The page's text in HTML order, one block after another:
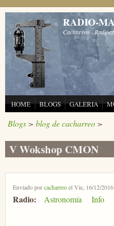
Pasar al contenido principal
RADIO-
Cacharreo -
HOME BLOGS GALERIA
Blogs > blog de cacharreo >
V Wokshop CMON
Enviado porcacharreoel Vie, 16/12/
Radio: Astronomía Info